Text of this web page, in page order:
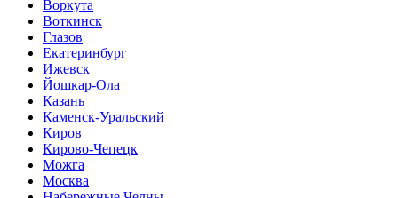
Воркута
Воткинск
Глазов
Екатеринбург
Ижевск
Йошкар-Ола
Казань
Каменск-Уральский
Киров
Кирово-Чепецк
Можга
Москва